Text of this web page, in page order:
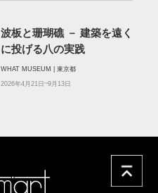
波板と珊瑚礁 － 建築を遠く
に投げる八の実践
WHAT MUSEUM | 東京都
2026年4月21日~9月13日